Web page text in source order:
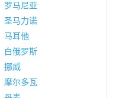
罗马尼亚
圣马力诺
马耳他
白俄罗斯
挪威
摩尔多瓦